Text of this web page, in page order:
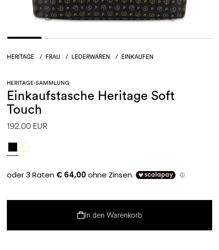
HERITAGE / FRAU / LEDERWAREN / EINKAUFEN
HERITAGE-SAMMLUNG
Einkaufstasche Heritage Soft
Touch
192.00 EUR
In den Warenkorb